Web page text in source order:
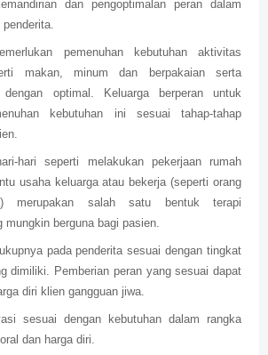
dan pengoptimalan peran dalam
pemenuhan kebutuhan aktivitas
makan, minum dan berpakaian serta
dengan optimal. Keluarga berperan untuk
kebutuhan ini sesuai tahap-tahap
hari seperti melakukan pekerjaan rumah
usaha keluarga atau bekerja (seperti orang
merupakan salah satu bentuk terapi
mungkin berguna bagi pasien.
pada penderita sesuai dengan tingkat
dimiliki. Pemberian peran yang sesuai dapat
diri klien gangguan jiwa.
sesuai dengan kebutuhan dalam rangka
dan harga diri.